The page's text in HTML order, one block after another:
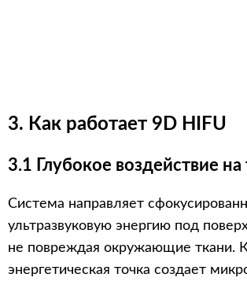
3. Как работает 9D HIFU
3.1 Глубокое воздействие на
Система направляет
ультразвуковую энергию под
не повреждая окружающие ткани.
энергетическая точка создает